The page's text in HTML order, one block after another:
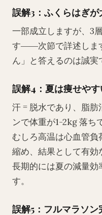
誤解3：ふくらはぎが
一部成立しますが、3
す――次節で詳述しま
ん」と答えるのは誠実
誤解4：夏は痩せやす
汗 = 脱水であり、脂
ンで体重が1-2kg 落ち
むしろ高温は心血管
縮め、結果として有効
長期的には夏の減量効
す。
誤解5：フルマラソン